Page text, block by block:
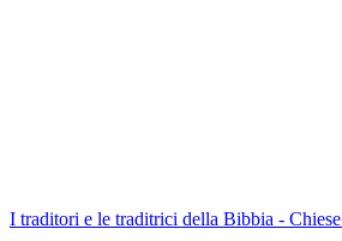
I traditori e le traditrici della Bibbia -